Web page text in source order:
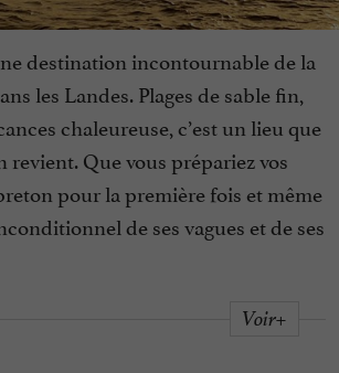
destination incontournable de la
les Landes. Plages de sable fin,
chaleureuse, c’est un lieu que
revient. Que vous prépariez vos
pour la première fois et même
de ses vagues et de ses
Voir+